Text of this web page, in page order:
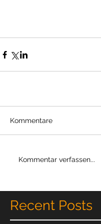
Kommentare
Kommentar verfassen...
Recent Posts